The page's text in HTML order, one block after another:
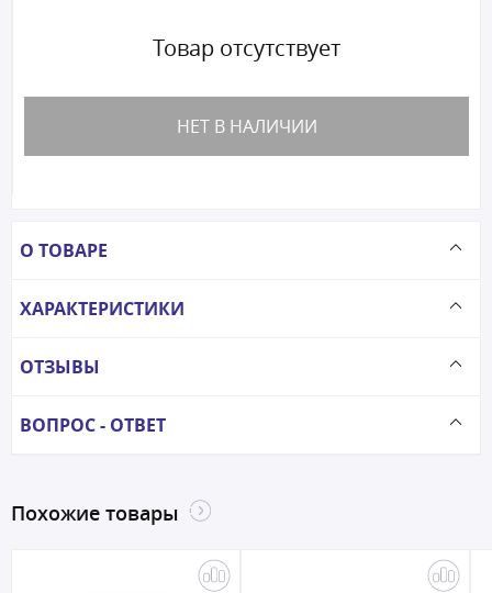
Товар отсутствует
НЕТ В НАЛИЧИИ
О ТОВАРЕ
ХАРАКТЕРИСТИКИ
ОТЗЫВЫ
ВОПРОС - ОТВЕТ
Похожие товары